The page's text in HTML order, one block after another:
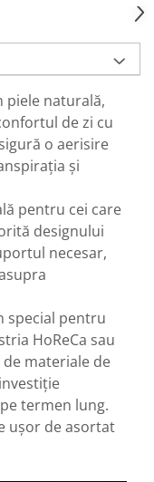
piele naturală,
de zi cu
o aerisire
și
pentru cei care
designului
necesar,
special pentru
HoReCa sau
materiale de
termen lung.
ușor de asortat